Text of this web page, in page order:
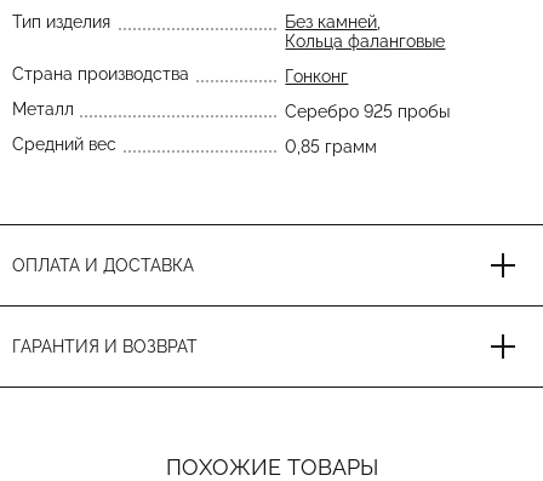
Тип изделия
Без камней
Кольца фаланговые
Страна производства
Гонконг
Металл
Серебро 925 пробы
Средний вес
0,85 грамм
ОПЛАТА И ДОСТАВКА
ГАРАНТИЯ И ВОЗВРАТ
ПОХОЖИЕ ТОВАРЫ